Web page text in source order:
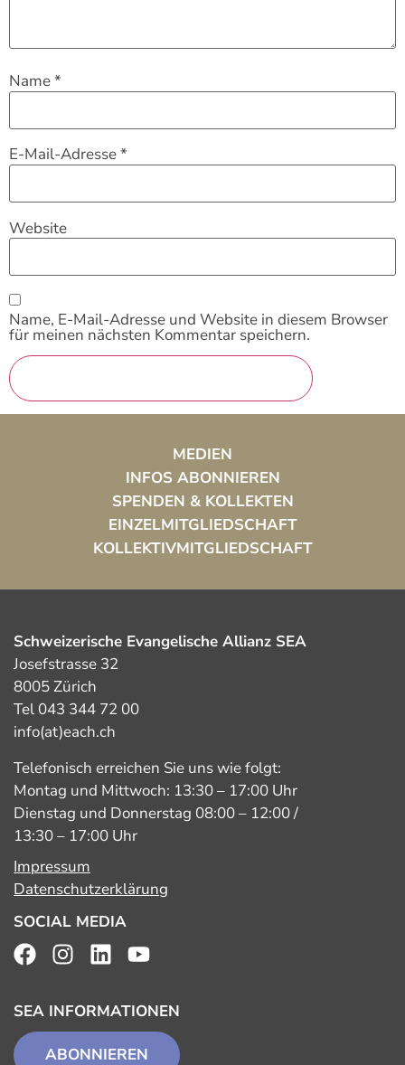
Name*
E-Mail-Adresse*
Website
Name, E-Mail-Adresse und Website in diesem Browser
für meinen nächsten Kommentar speichern.
MEDIEN
INFOS ABONNIEREN
SPENDEN & KOLLEKTEN
EINZELMITGLIEDSCHAFT
KOLLEKTIVMITGLIEDSCHAFT
Schweizerische Evangelische Allianz SEA
Josefstrasse 32
8005 Zürich
Tel 043 344 72 00
info(at)each.ch
Telefonisch erreichen Sie uns wie folgt:
Montag und Mittwoch: 13:30 – 17:00 Uhr
Dienstag und Donnerstag 08:00 – 12:00 /
13:30 – 17:00 Uhr
Impressum
Datenschutzerklärung
SOCIAL MEDIA
SEA INFORMATIONEN
ABONNIEREN